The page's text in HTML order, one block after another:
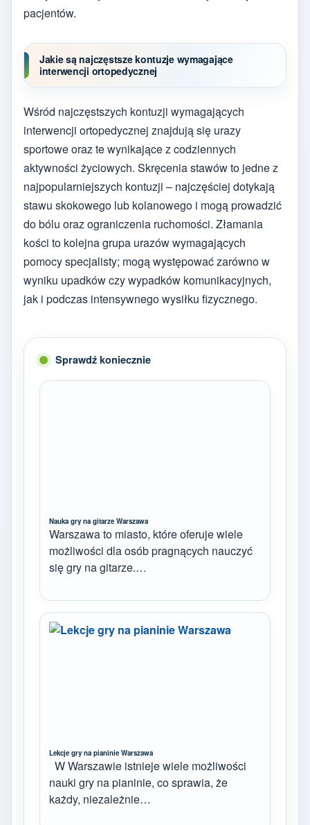
pacjentów.
Jakie są najczęstsze kontuzje wymagające
interwencji ortopedycznej
Wśród najczęstszych kontuzji wymagających
interwencji ortopedycznej znajdują się urazy
sportowe oraz te wynikające z codziennych
aktywności życiowych. Skręcenia stawów to jedne z
najpopularniejszych kontuzji – najczęściej dotykają
stawu skokowego lub kolanowego i mogą prowadzić
do bólu oraz ograniczenia ruchomości. Złamania
kości to kolejna grupa urazów wymagających
pomocy specjalisty; mogą występować zarówno w
wyniku upadków czy wypadków komunikacyjnych,
jak i podczas intensywnego wysiłku fizycznego.
Sprawdź koniecznie
Nauka gry na gitarze Warszawa
Warszawa to miasto, które oferuje wiele
możliwości dla osób pragnących nauczyć
się gry na gitarze.…
Lekcje gry na pianinie Warszawa
W Warszawie istnieje wiele możliwości
nauki gry na pianinie, co sprawia, że
każdy, niezależnie…